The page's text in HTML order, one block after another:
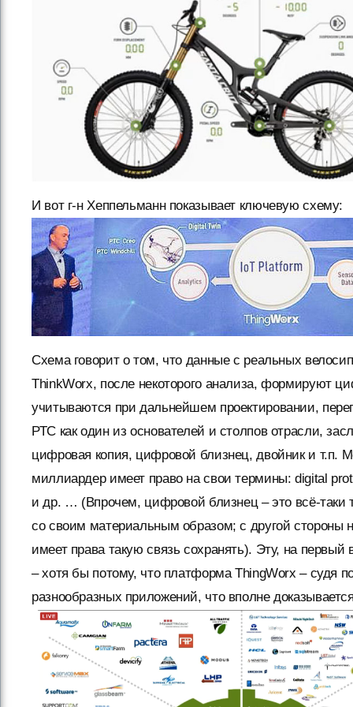
И вот г-н Хеппельманн показывает ключевую схему:
Схема говорит о том, что данные с реальных
ThinkWorx, после некоторого анализа, формируют
учитываются при дальнейшем проектировании,
РТС как один из основателей и столпов отрасли,
цифровая копия, цифровой близнец, двойник и т.п.
миллиардер имеет право на свои термины: digital
и др. … (Впрочем, цифровой близнец – это всё-таки
со своим материальным образом; с другой стороны
имеет права такую связь сохранять). Эту, на первый
– хотя бы потому, что платформа ThingWorx – судя
разнообразных приложений, что вполне